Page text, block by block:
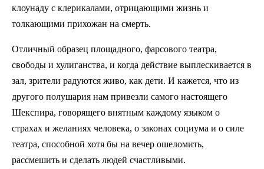
клоунаду с клерикалами, отрицающими жизнь и
толкающими прихожан на смерть.
Отличный образец площадного, фарсового театра,
свободы и хулиганства, и когда действие выплескивается в
зал, зрители радуются живо, как дети. И кажется, что из
другого полушария нам привезли самого настоящего
Шекспира, говорящего внятным каждому языком о
страхах и желаниях человека, о законах социума и о силе
театра, способной хотя бы на вечер ошеломить,
рассмешить и сделать людей счастливыми.